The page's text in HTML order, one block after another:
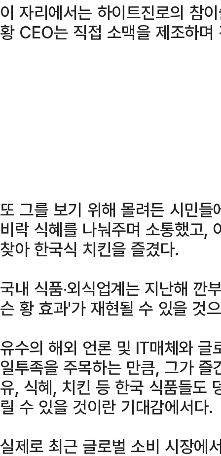
이 자리에서는 하이트진로의 참
황 CEO는 직접 소맥을 제조하며
또 그를 보기 위해 몰려든 시민
비락 식혜를 나눠주며 소통했고,
찾아 한국식 치킨을 즐겼다.
국내 식품‧외식업계는 지난해 깐
슨 황 효과'가 재현될 수 있을 것
유수의 해외 언론 및 IT매체와 글
일투족을 주목하는 만큼, 그가
유, 식혜, 치킨 등 한국 식품들도
릴 수 있을 것이란 기대감에서다.
실제로 최근 글로벌 소비 시장에